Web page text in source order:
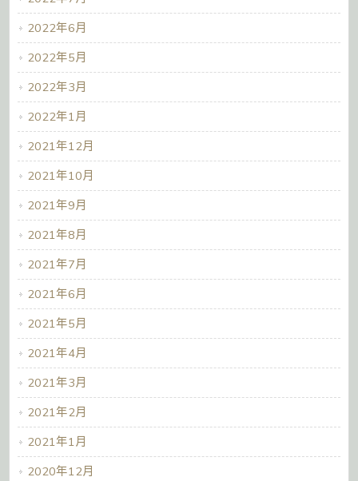
2022年6月
2022年5月
2022年3月
2022年1月
2021年12月
2021年10月
2021年9月
2021年8月
2021年7月
2021年6月
2021年5月
2021年4月
2021年3月
2021年2月
2021年1月
2020年12月